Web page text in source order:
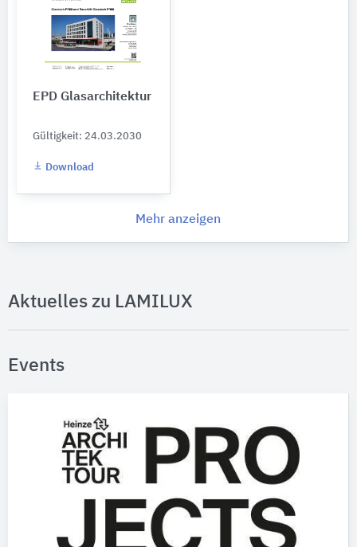
EPD Glasarchitektur
Gültigkeit: 24.03.2030
Download
Mehr anzeigen
Aktuelles zu LAMILUX
Events